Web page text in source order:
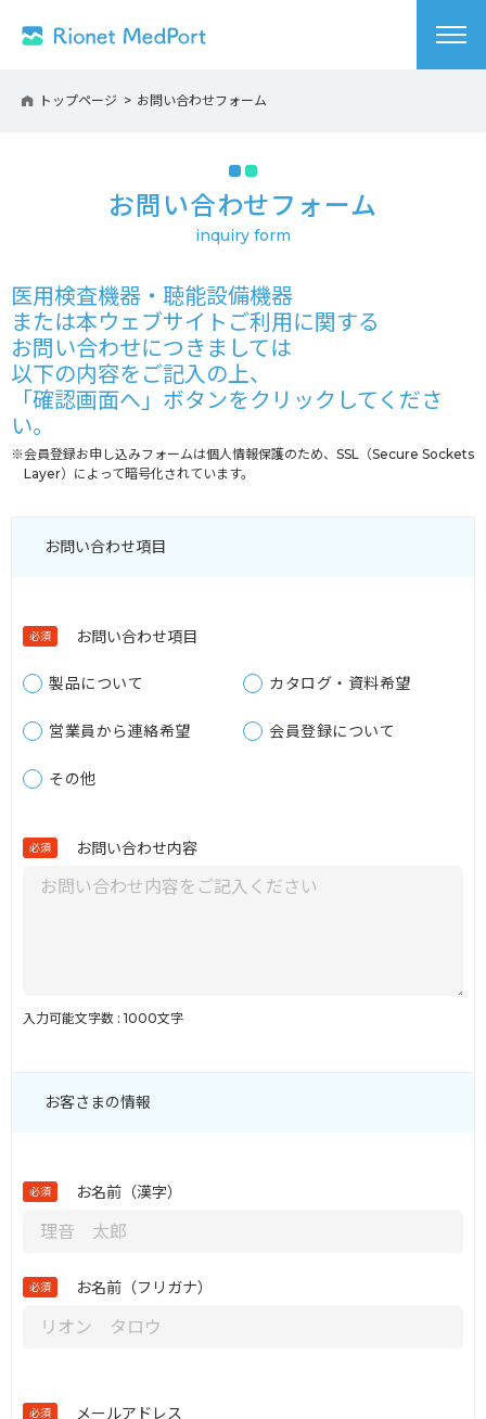
トップページ お問い合わせフォーム
お問い合わせフォーム
医用検査機器・聴能設備機器
または本ウェブサイトご利用に関する
お問い合わせにつきましては
以下の内容をご記入の上、
「確認画面へ」ボタンをクリックしてくださ
い。
※会員登録お申し込みフォームは個人情報保護のため、SSL（Secure Sockets
Layer）によって暗号化されています。
お問い合わせ項目
必須 お問い合わせ項目
製品について カタログ・資料希望
営業員から連絡希望 会員登録について
その他
必須 お問い合わせ内容
入力可能文字数 : 1000文字
お客さまの情報
必須 お名前（漢字）
必須 お名前（フリガナ）
必須 メールアドレス